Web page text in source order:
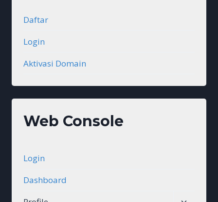
Daftar
Login
Aktivasi Domain
Web Console
Login
Dashboard